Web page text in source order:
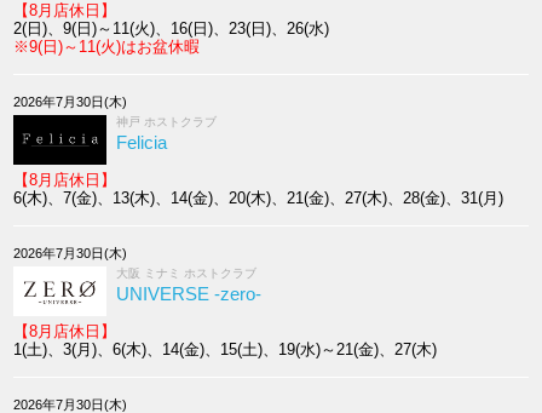
【8月店休日】
2(日)、9(日)～11(火)、16(日)、23(日)、26(水)
※9(日)～11(火)はお盆休暇
2026年7月30日(木)
神戸 ホストクラブ
Felicia
【8月店休日】
6(木)、7(金)、13(木)、14(金)、20(木)、21(金)、27(木)、28(金)、31(月)
2026年7月30日(木)
大阪 ミナミ ホストクラブ
UNIVERSE -zero-
【8月店休日】
1(土)、3(月)、6(木)、14(金)、15(土)、19(水)～21(金)、27(木)
2026年7月30日(木)